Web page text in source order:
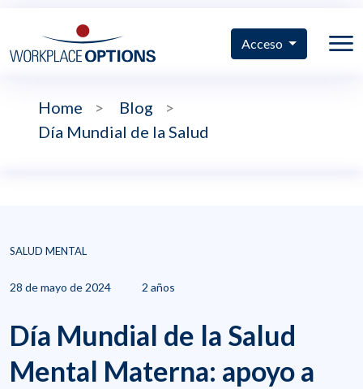
Acceso
Home > Blog
>
Día Mundial de la Salud
SALUD MENTAL
28 de mayo de 2024 2 años
Día Mundial de la Salud
Mental Materna: apoyo a